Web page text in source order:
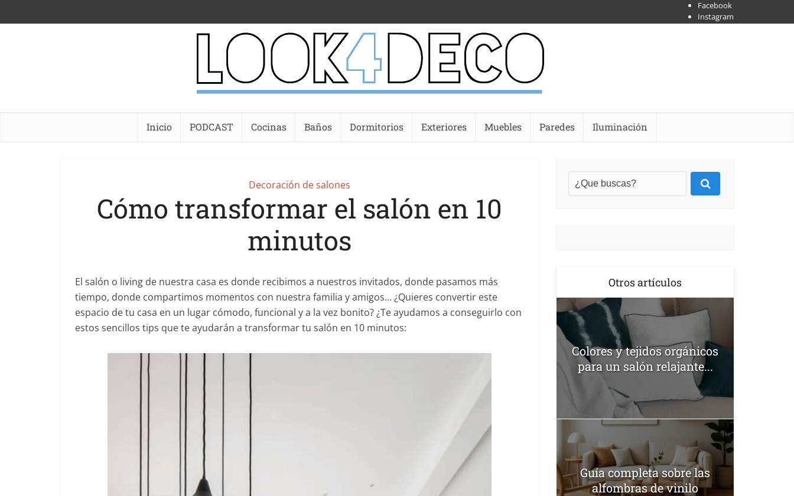
Facebook
Instagram
Inicio PODCAST Cocinas Baños Dormitorios Exteriores Muebles Paredes Iluminación
Decoración de salones
Cómo transformar el salón en 10
minutos
El salón o living de nuestra casa es donde recibimos a nuestros invitados, donde pasamos más
tiempo, donde compartimos momentos con nuestra familia y amigos… ¿Quieres convertir este
espacio de tu casa en un lugar cómodo, funcional y a la vez bonito? ¿Te ayudamos a conseguirlo con
estos sencillos tips que te ayudarán a transformar tu salón en 10 minutos:
Otros artículos
Colores y tejidos orgánicos
para un salón relajante...
Guía completa sobre las
alfombras de vinilo